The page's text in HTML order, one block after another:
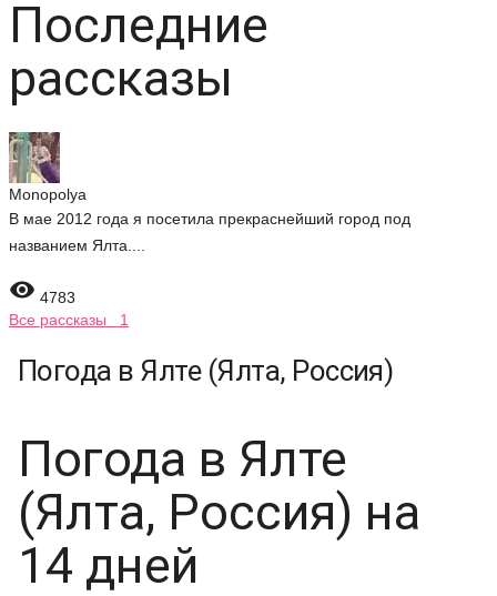
Последние
рассказы
Monopolya
В мае 2012 года я посетила прекраснейший город под
названием Ялта....
 4783
Все рассказы 1
Погода в Ялте (Ялта, Россия)
Погода в Ялте
(Ялта, Россия) на
14 дней